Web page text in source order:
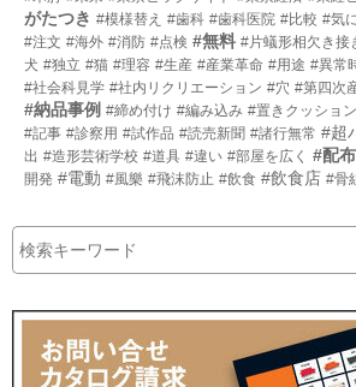
がたつき #模様替え #歯科 #歯科医院 #比較 #気
#注文 #海外 #消防 #点検 #無料 #片蟻形相欠き接
犬 #独立 #猫 #理容 #生産 #産業革命 #用途 #異常
#社会科見学 #社内リクリエーション #穴 #第四次
#納品事例 #締め付け #編み込み #置きクッション
#記事 #診察用 #試作品 #読売新聞 #諸行無常 #超
出 #造形芸術学校 #道具 #違い #部屋を広く #配布
開発 #電動 #風樂 #飛沫防止 #飲食 #飲食店 #骨